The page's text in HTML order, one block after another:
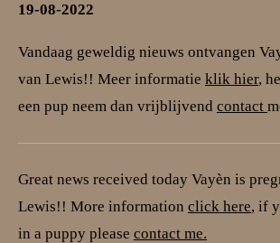
19-08-2022
Vandaag geweldig nieuws ontvangen
van Lewis!! Meer informatie klik hier,
een pup neem dan vrijblijvend contact
Great news received today Vayèn is
Lewis!! More information click here, if
in a puppy please contact me.